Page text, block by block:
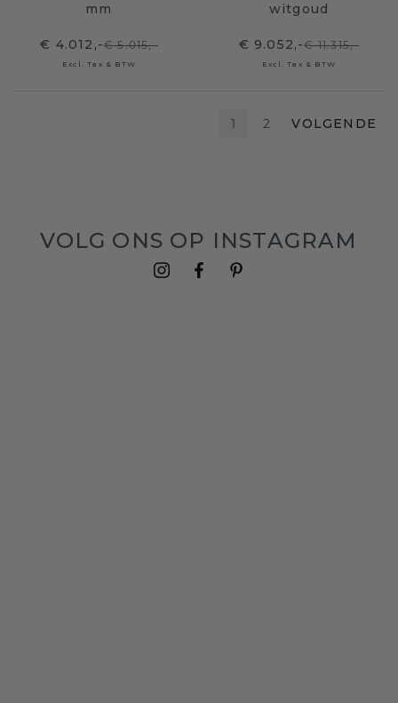
mm
€ 4.012,-€ 5.015,-
Excl. Tax & BTW
witgoud
€ 9.052,-€ 11.315,-
Excl. Tax & BTW
1 2 VOLGENDE
VOLG ONS OP INSTAGRAM